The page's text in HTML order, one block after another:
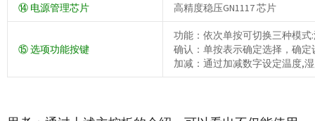
⑭ 电源管理芯片 高精度稳压GN1117 芯片
⑮ 选项功能按键
功能：依次单按可切换三种模
确认：单按表示确定选择，确定
加减：通过加减数字设定温度,